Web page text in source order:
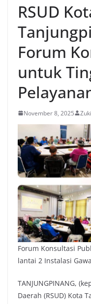
RSUD
Forum
untuk
November 8, 2025
Forum Konsultasi
lantai 2 Instalasi
TANJUNGPINANG,
Daerah (RSUD) Kota